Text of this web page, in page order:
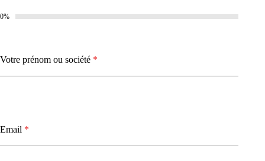
0%
Votre prénom ou société *
Email *